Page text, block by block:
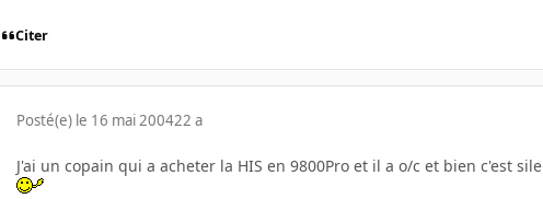
Citer
Posté(e) le 16 mai 200422 a
J'ai un copain qui a acheter la HIS en 9800Pro et il a o/c et bien c'est